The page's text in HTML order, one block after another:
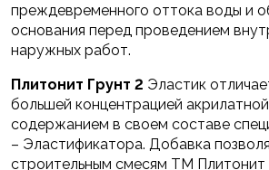
преждевременного оттока воды и
основания перед проведением
наружных работ.
Плитонит Грунт 2 Эластик
большей концентрацией
содержанием в своем составе
– Эластификатора. Добавка
строительным смесям ТМ Плитонит